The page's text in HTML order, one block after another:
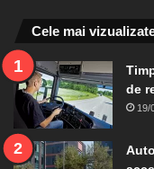
Cele mai
de
19/